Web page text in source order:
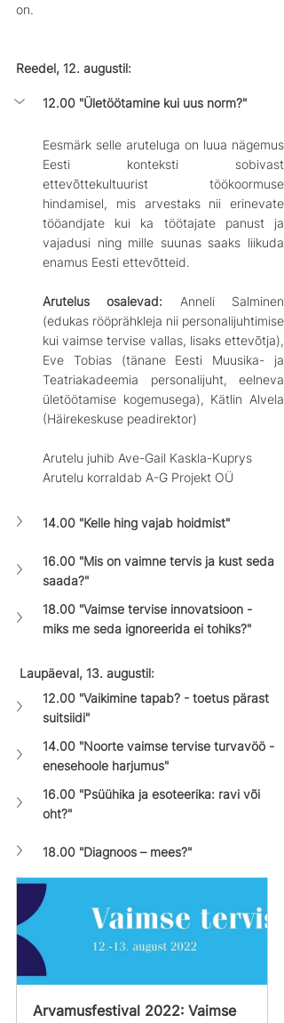
on.
Reedel, 12. augustil:
12.00 "Ületöötamine kui uus norm?"
Eesmärk selle aruteluga on luua nägemus
Eesti konteksti sobivast
ettevõttekultuurist töökoormuse
hindamisel, mis arvestaks nii erinevate
tööandjate kui ka töötajate panust ja
vajadusi ning mille suunas saaks liikuda
enamus Eesti ettevõtteid.
Arutelus osalevad: Anneli Salminen
(edukas rööprähkleja nii personalijuhtimise
kui vaimse tervise vallas, lisaks ettevõtja),
Eve Tobias (tänane Eesti Muusika- ja
Teatriakadeemia personalijuht, eelneva
ületöötamise kogemusega), Kätlin Alvela
(Häirekeskuse peadirektor)
Arutelu juhib Ave-Gail Kaskla-Kuprys
Arutelu korraldab A-G Projekt OÜ
14.00 "Kelle hing vajab hoidmist"
16.00 "Mis on vaimne tervis ja kust seda
saada?"
18.00 "Vaimse tervise innovatsioon -
miks me seda ignoreerida ei tohiks?"
Laupäeval, 13. augustil:
12.00 "Vaikimine tapab? - toetus pärast
suitsiidi"
14.00 "Noorte vaimse tervise turvavöö -
enesehoole harjumus"
16.00 "Psüühika ja esoteerika: ravi või
oht?"
18.00 "Diagnoos – mees?"
Arvamusfestival 2022: Vaimse